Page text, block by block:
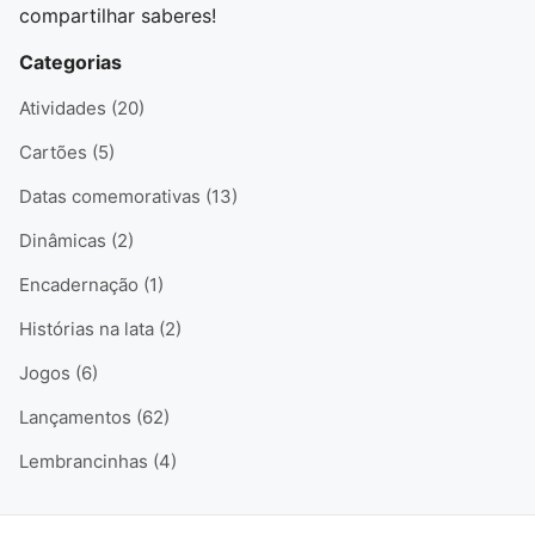
compartilhar saberes!
Categorias
Atividades (20)
Cartões (5)
Datas comemorativas (13)
Dinâmicas (2)
Encadernação (1)
Histórias na lata (2)
Jogos (6)
Lançamentos (62)
Lembrancinhas (4)